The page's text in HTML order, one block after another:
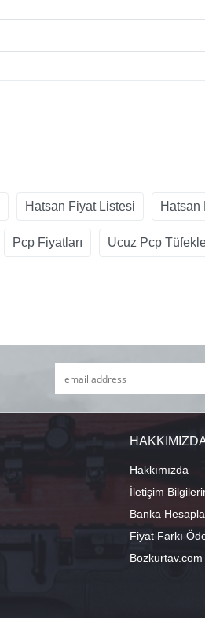
Hatsan Fiyat Listesi Hatsan
Pcp Fiyatları Ucuz Pcp
Hakkımızda
İletişim
Banka
Fiyat Farkı
Bozkurtav.com